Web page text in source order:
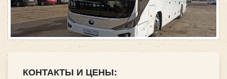
КОНТАКТЫ И ЦЕНЫ: